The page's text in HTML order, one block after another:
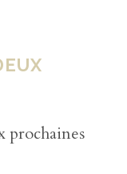
prochaines